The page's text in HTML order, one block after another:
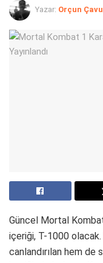
Yazar: Orçun
Güncel Mortal
içeriği, T-1000
canlandırılan hem de